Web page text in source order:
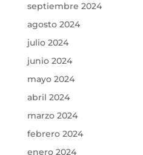
septiembre 2024
agosto 2024
julio 2024
junio 2024
mayo 2024
abril 2024
marzo 2024
febrero 2024
enero 2024